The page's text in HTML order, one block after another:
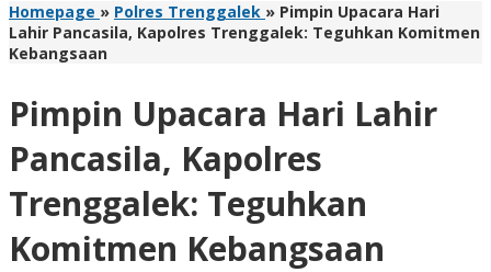
Homepage » Polres Trenggalek » Pimpin Upacara Hari
Lahir Pancasila, Kapolres Trenggalek: Teguhkan Komitmen
Kebangsaan
Pimpin Upacara Hari Lahir
Pancasila, Kapolres
Trenggalek: Teguhkan
Komitmen Kebangsaan